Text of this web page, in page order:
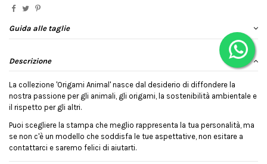
Guida alle taglie
Descrizione
La collezione 'Origami Animal' nasce dal desiderio di diffondere la
nostra passione per gli animali, gli origami, la sostenibilità ambientale e
il rispetto per gli altri.
Puoi scegliere la stampa che meglio rappresenta la tua personalità, ma
se non c'è un modello che soddisfa le tue aspettative, non esitare a
contattarci e saremo felici di aiutarti.